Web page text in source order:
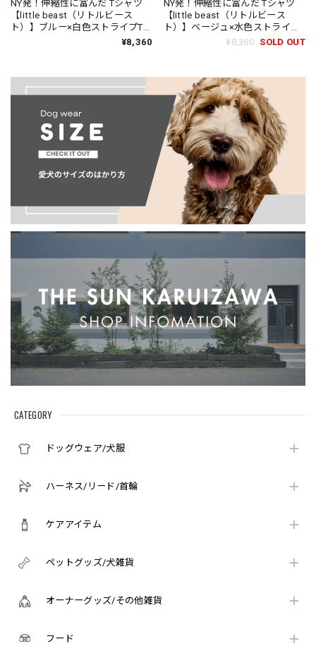
CATEGORY
ドッグウェア/犬服
ハーネス/リード/首輪
ケアアイテム
ペットグッズ/犬雑貨
オーナーグッズ/その他雑貨
フード
NY発！伸縮性に富んだ Tシャツ
【little beast（リトルビース
ト）】ブルー×白色ストライプTシ
ャツ/little beast Greek to Me¥8,360
NY発！伸縮性に富んだ Tシャツ
【little beast（リトルビース
ト）】ベージュ×水色ストライプT
シャツ/little beast Catch Me
¥8,360 SOLD OUT